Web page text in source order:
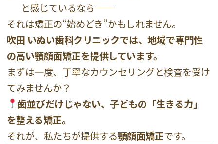
と感じているなら──
それは矯正の“始めどき”かもしれません。
吹田 いぬい歯科クリニックでは、地域で専門性
の高い顎顔面矯正を提供しています。
まずは一度、丁寧なカウンセリングと検査を受け
てみませんか？
歯並びだけじゃない、子どもの「生きる力」
を整える矯正。
それが、私たちが提供する顎顔面矯正です。